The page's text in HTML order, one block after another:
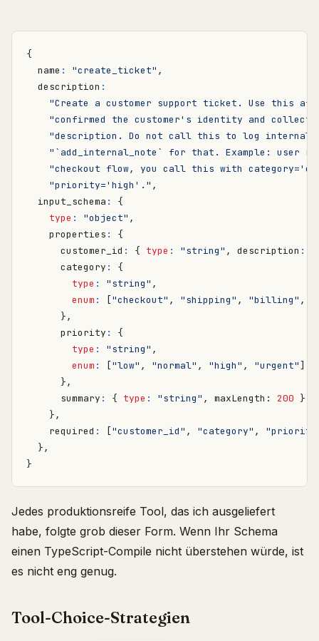
{
name : "create_ticket" ,
description :
"Create a customer support ticket. Use this
"confirmed the customer's identity and
"description. Do not call this to log internal
"`add_internal_note` for that. Example: user
"checkout flow, you call this with
"priority='high'." ,
input_schema :
{
type : "object" ,
properties :
{
customer_id : { type : "string" , description :
category :
{
type : "string" ,
enum : ["checkout" , "shipping" , "billing" ,
},
priority :
{
type : "string" ,
enum : ["low" , "normal" , "high" , "urgent"],
},
summary : { type : "string" , maxLength : 200 },
},
required : ["customer_id" , "category" ,
},
}
Jedes produktionsreife Tool, das ich ausgeliefert
habe, folgte grob dieser Form. Wenn Ihr Schema
einen TypeScript-Compile nicht überstehen würde, ist
es nicht eng genug.
Tool-Choice-Strategien